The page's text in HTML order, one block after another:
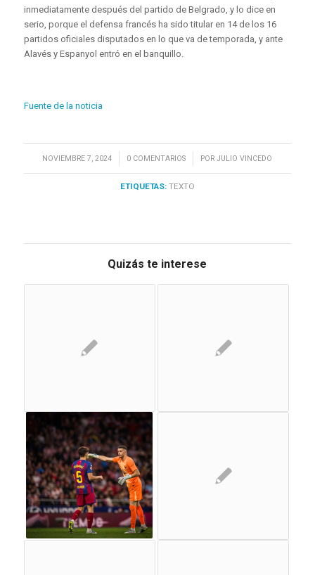
inmediatamente después del partido de Belgrado, y lo dice en
serio, porque el defensa francés ha sido titular en 14 de los 16
partidos oficiales disputados en lo que va de temporada, y ante
Alavés y Espanyol entró en el banquillo.
Fuente de la noticia
NOVIEMBRE 7, 2024
/ 0 COMENTARIOS
/ PORJULIO VINCEDO
ETIQUETAS: TEXTO
Quizás te interese